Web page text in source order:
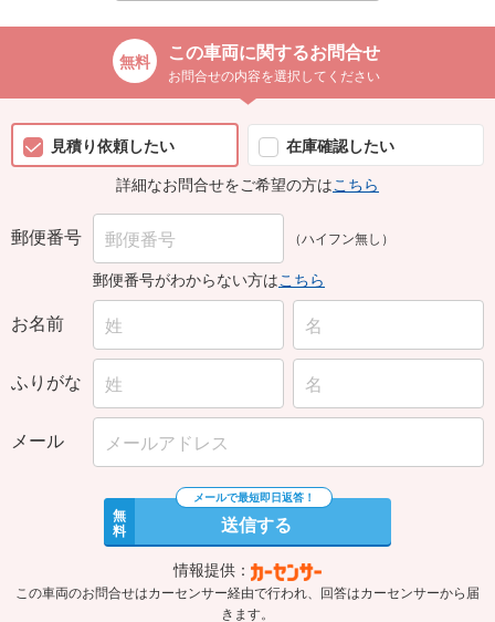
この車両に関するお問合せ
お問合せの内容を選択してください
見積り依頼したい
在庫確認したい
詳細なお問合せをご希望の方はこちら
郵便番号 （ハイフン無し）
郵便番号がわからない方はこちら
お名前
ふりがな
メール
無
料 送信する
情報提供：
この車両のお問合せはカーセンサー経由で行われ、回答はカーセンサーから届
きます。